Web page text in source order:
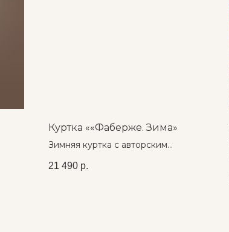
Куртка ««Фаберже. Зима»
Зимняя куртка с авторским
21 490 р.